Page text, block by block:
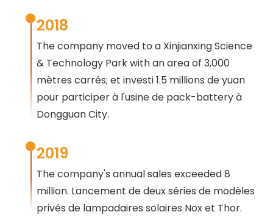
2018
The company moved to a Xinjianxing Science
& Technology Park with an area of 3,000
mètres carrés; et investi 1.5 millions de yuan
pour participer à l'usine de pack-battery à
Dongguan City.
2019
The company's annual sales exceeded8
million. Lancement de deux séries de modèles
privés de lampadaires solaires Nox et Thor.